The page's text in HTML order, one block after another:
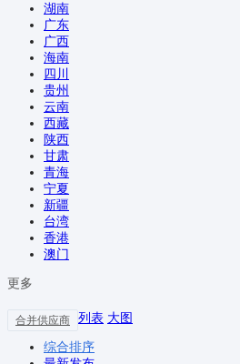
湖南
广东
广西
海南
四川
贵州
云南
西藏
陕西
甘肃
青海
宁夏
新疆
台湾
香港
澳门
更多
合并供应商 列表 大图
综合排序